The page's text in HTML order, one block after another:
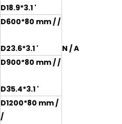
D18.9*3.1 '
N / A
D600*80 mm / /
D23.6*3.1 '
D900*80 mm / /
D35.4*3.1 '
D1200*80 mm /
/